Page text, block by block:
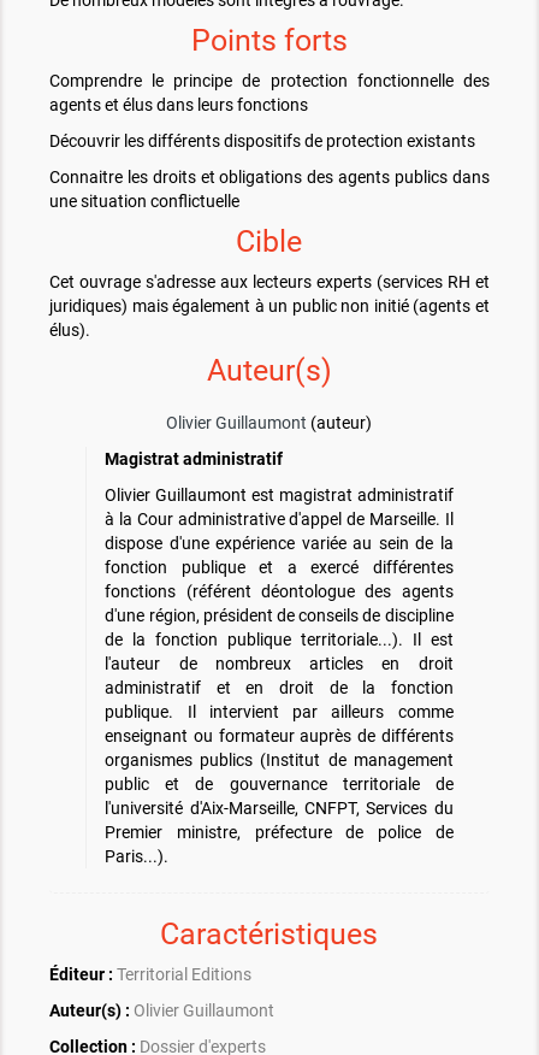
Points forts
Comprendre le principe de protection fonctionnelle des
agents et élus dans leurs fonctions
Découvrir les différents dispositifs de protection existants
Connaitre les droits et obligations des agents publics dans
une situation conflictuelle
Cible
Cet ouvrage s'adresse aux lecteurs experts (services RH et
juridiques) mais également à un public non initié (agents et
élus).
Auteur(s)
Olivier Guillaumont (auteur)
Magistrat administratif
Olivier Guillaumont est magistrat administratif
à la Cour administrative d'appel de Marseille. Il
dispose d'une expérience variée au sein de la
fonction publique et a exercé différentes
fonctions (référent déontologue des agents
d'une région, président de conseils de discipline
de la fonction publique territoriale...). Il est
l'auteur de nombreux articles en droit
administratif et en droit de la fonction
publique. Il intervient par ailleurs comme
enseignant ou formateur auprès de différents
organismes publics (Institut de management
public et de gouvernance territoriale de
l'université d'Aix-Marseille, CNFPT, Services du
Premier ministre, préfecture de police de
Paris...).
Caractéristiques
Éditeur : Territorial Editions
Auteur(s) : Olivier Guillaumont
Collection : Dossier d'experts